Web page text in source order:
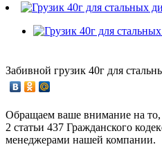
Забивной грузик 40г для
Обращаем ваше внимание на то,
2 статьи 437 Гражданского
менеджерами нашей компании.